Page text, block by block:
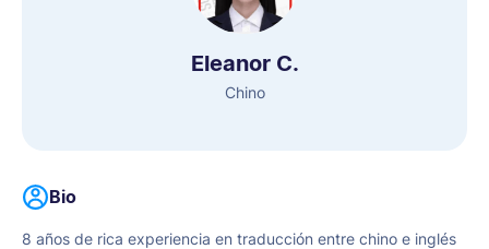
delante la satisfacción y felicidad del cliente. Creo espacio
sugerencias, ideas y críticas en otros para entregar el mejor
trabajo de calidad, la creación de una relación de trabajo
Eleanor C.
Chino
Bio
8 años de rica experiencia en traducción entre chino e inglés